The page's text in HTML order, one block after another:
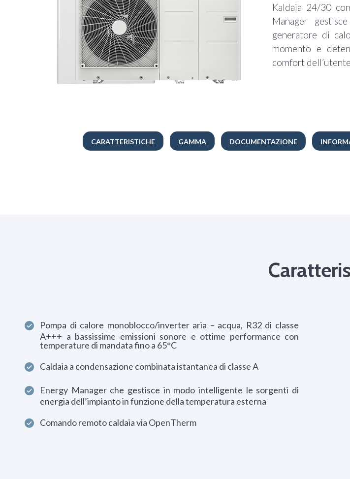
Kaldaia 24/30
Manager
generatore di
momento e
comfort
CARATTERISTICHE GAMMA DOCUMENTAZIONE
Pompa di calore monoblocco/inverter aria – acqua, R32 di classe
A+++ a bassissime emissioni sonore e ottime performance con
temperature di mandata fino a 65°C
Caldaia a condensazione combinata istantanea di classe A
Energy Manager che gestisce in modo intelligente le sorgenti di
energia dell’impianto in funzione della temperatura esterna
Comando remoto caldaia via OpenTherm